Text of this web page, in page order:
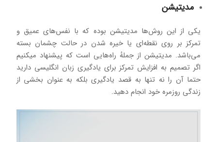
مدیتیشن
یکی از این روش‌ها مدیتیشن بوده که با نفس‌های عمیق و
تمرکز بر روی نقطه‌ای یا خیره شدن در حالت چشمان بسته
می‌باشد. مدیتیشن از جملهٔ راه‌هایی است که پیشنهاد میکنیم
اگر تصمیم به افزایش تمرکز برای یادگیری زبان انگلیسی دارید
حتما آن را نه تنها به قصد یادگیری بلکه به عنوان بخشی از
زندگی روزمره خود انجام دهید.